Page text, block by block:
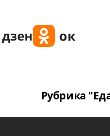
Рубрика